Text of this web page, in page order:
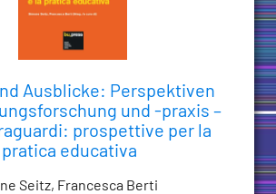
Ausblicke: Perspektiven
und -praxis –
prospettive per la
educativa
Seitz, Francesca Berti